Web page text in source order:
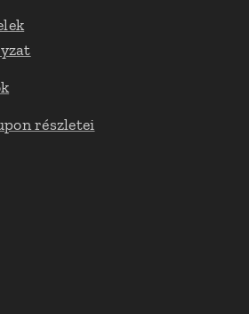
részletei